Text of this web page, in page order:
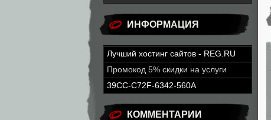
ИНФОРМАЦИЯ
Лучший хостинг сайтов - REG.RU
Промокод 5% скидки на услуги
39CC-C72F-6342-560A
КОММЕНТАРИИ